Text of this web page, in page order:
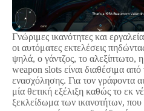
Γνώριμες ικανότητες και
οι αυτόματες εκτελέσεις
ψηλά, ο γάντζος, το αλεξίπτωτο,
weapon slots είναι διαθέσιμα
ενασχόλησης. Για τον γράφοντα
μία θετική εξέλιξη καθώς το εκ
ξεκλείδωμα των ικανοτήτων, που